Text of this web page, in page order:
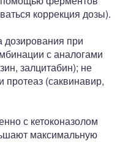
коррекция дозы).
при
с аналогами
залцитабин); не
протеаз (саквинавир,
с кетоконазолом
максимальную